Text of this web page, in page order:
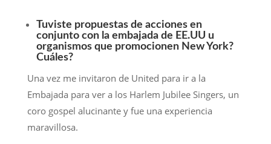
Tuviste propuestas de acciones en
conjunto con la embajada de EE.UU u
organismos que promocionen New York?
Cuáles?
Una vez me invitaron de United para ir a la
Embajada para ver a los Harlem Jubilee Singers, un
coro gospel alucinante y fue una experiencia
maravillosa.